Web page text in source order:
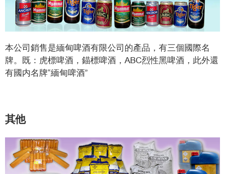
本公司銷售是緬甸啤酒有限公司的產品，有三個國際名
牌。既：虎標啤酒，錨標啤酒，ABC烈性黑啤酒，此外還
有國内名牌“緬甸啤酒”
其他